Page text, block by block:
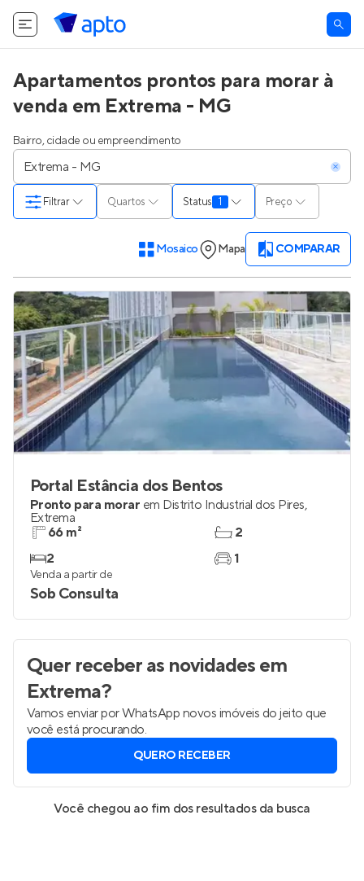
Apartamentos prontos para morar à
venda em Extrema - MG
Bairro, cidade ou empreendimento
Quartos Status 1 Preço
Filtrar
Mosaico Mapa COMPARAR
Portal Estância dos Bentos
Pronto para morar em Distrito Industrial dos Pires,
Extrema
66 m²
2
2
1
Venda a partir de
Sob Consulta
Quer receber as novidadesem
Extrema?
Vamos enviar por WhatsApp novos imóveis do jeito que
você está procurando.
QUERO RECEBER
Você chegou ao fim dos resultados da busca